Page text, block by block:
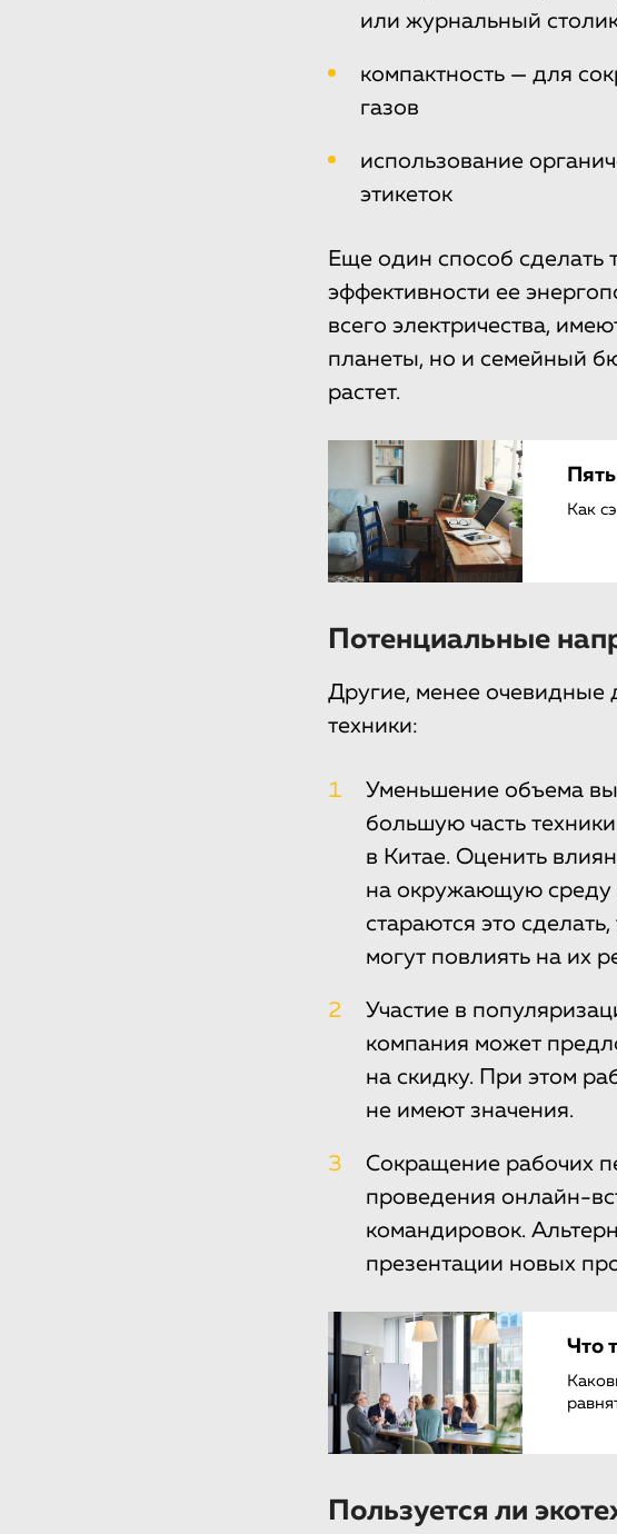
или журнальный
компактность — для
газов
использование
этикеток
Еще один способ сделать
эффективности ее
всего электричества,
планеты, но и семейный
растет.
Как
Потенциальные
Другие, менее очевидные
техники:
1
Уменьшение объема
большую часть
в Китае. Оценить
на окружающую среду
стараются это
могут повлиять на их
2
Участие в
компания может
на скидку. При этом
не имеют значения.
3
Сокращение рабочих
проведения онлайн-
командировок.
презентации новых
Что
Пользуется ли